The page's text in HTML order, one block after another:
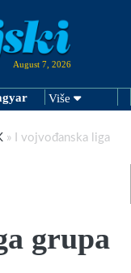
August 7, 2026
Više
»
I vojvođanska liga
grupa